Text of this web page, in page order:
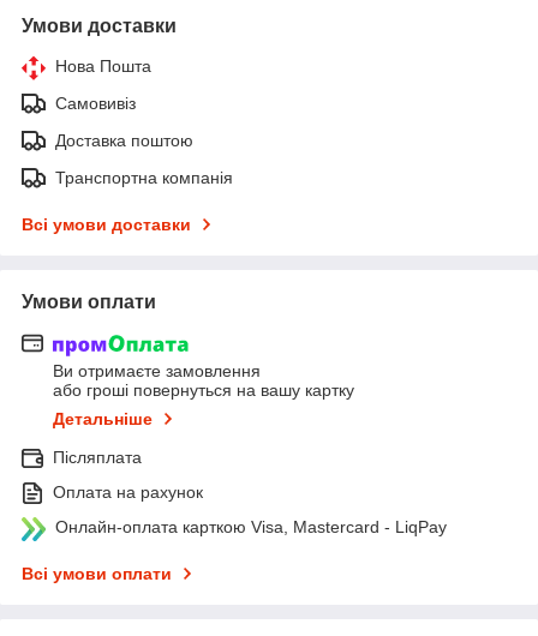
Умови доставки
Нова Пошта
Самовивіз
Доставка поштою
Транспортна компанія
Всі умови доставки
Умови оплати
Ви отримаєте замовлення
або гроші повернуться на вашу картку
Детальніше
Післяплата
Оплата на рахунок
Онлайн-оплата карткою Visa, Mastercard - LiqPay
Всі умови оплати